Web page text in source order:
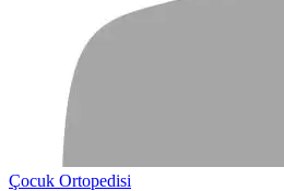
Çocuk Ortopedisi